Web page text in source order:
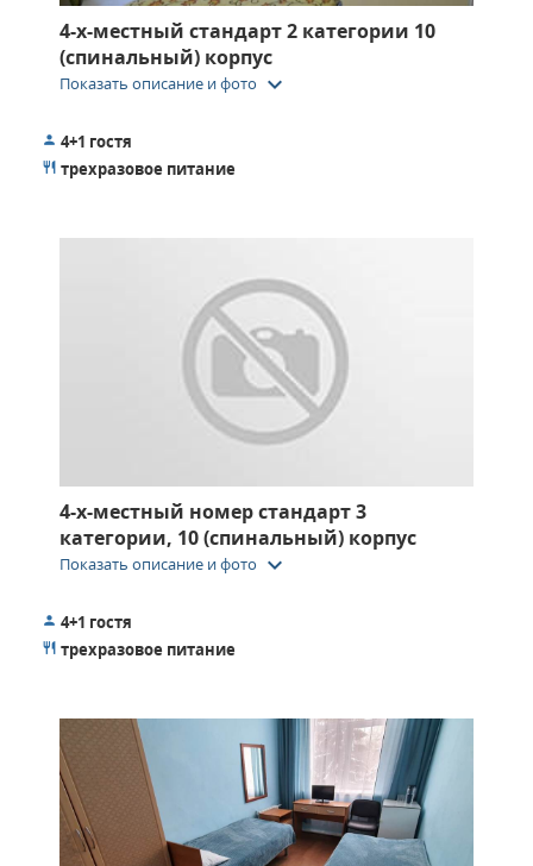
4-х-местный стандарт 2 категории 10
(спинальный) корпус
Показать описание и фото keyboard_arrow_down
4+1 гостя
трехразовое питание
4-х-местный номер стандарт 3
категории, 10 (спинальный) корпус
Показать описание и фото keyboard_arrow_down
4+1 гостя
трехразовое питание